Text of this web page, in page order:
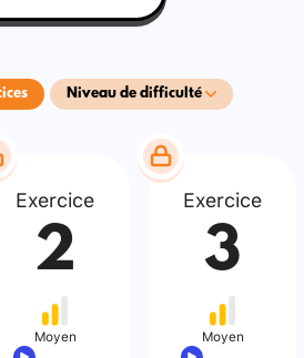
Niveau de difficulté
Exercice
2
Moyen
Exercice
3
Moyen